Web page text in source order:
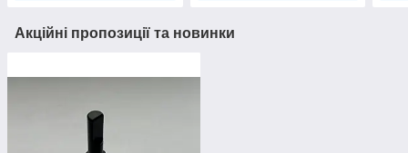
Акційні пропозиції та новинки